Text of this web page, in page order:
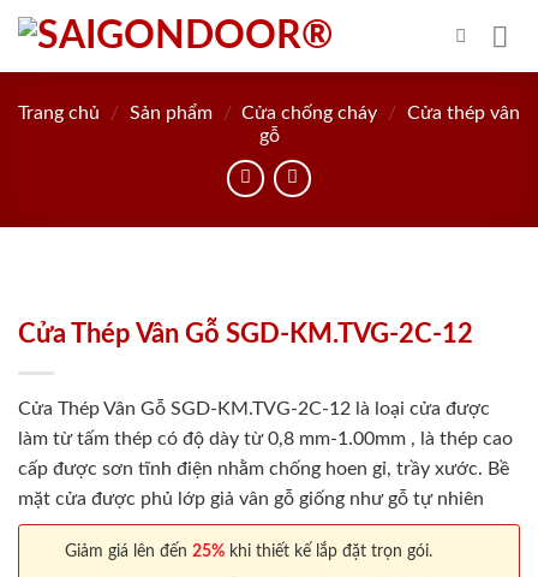
Skip
content
Trang chủ / Sản phẩm / Cửa chống cháy /
Cửa thép vân
gỗ
Cửa Thép Vân Gỗ SGD-KM.TVG-2C-12
Cửa Thép Vân Gỗ SGD-KM.TVG-2C-12 là loại cửa được
làm từ tấm thép có độ dày từ 0,8 mm-1.00mm , là thép cao
cấp được sơn tĩnh điện nhằm chống hoen gỉ, trầy xước. Bề
mặt cửa được phủ lớp giả vân gỗ giống như gỗ tự nhiên
Giảm giá lên đến 25% khi thiết kế lắp đặt trọn gói.